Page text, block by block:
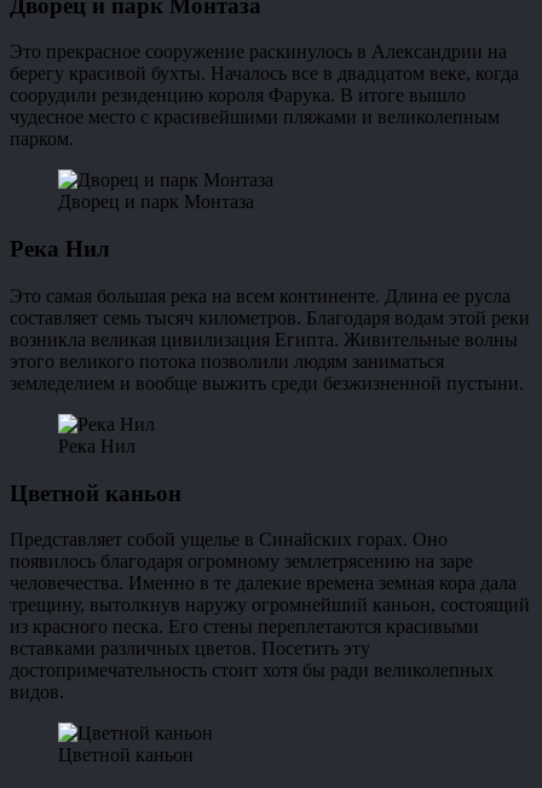
Дворец и парк Монтаза
Это прекрасное сооружение раскинулось в Александрии на
берегу красивой бухты. Началось все в двадцатом веке, когда
соорудили резиденцию короля Фарука. В итоге вышло
чудесное место с красивейшими пляжами и великолепным
парком.
Дворец и парк Монтаза
Река Нил
Это самая большая река на всем континенте. Длина ее русла
составляет семь тысяч километров. Благодаря водам этой реки
возникла великая цивилизация Египта. Живительные волны
этого великого потока позволили людям заниматься
земледелием и вообще выжить среди безжизненной пустыни.
Река Нил
Цветной каньон
Представляет собой ущелье в Синайских горах. Оно
появилось благодаря огромному землетрясению на заре
человечества. Именно в те далекие времена земная кора дала
трещину, вытолкнув наружу огромнейший каньон, состоящий
из красного песка. Его стены переплетаются красивыми
вставками различных цветов. Посетить эту
достопримечательность стоит хотя бы ради великолепных
видов.
Цветной каньон